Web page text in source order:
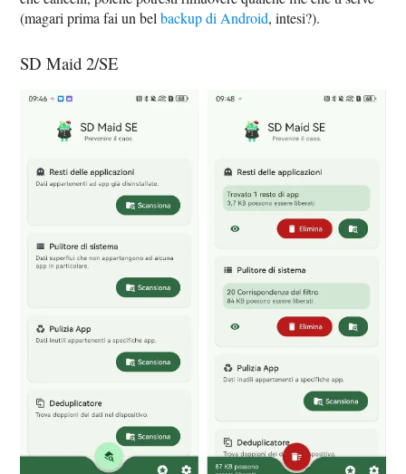
(magari prima fai un belbackup di Android, intesi?).
SD Maid 2/SE